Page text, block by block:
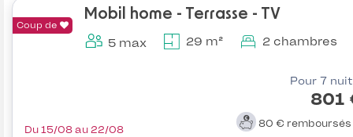
Coup de
Mobil home - Terrasse - TV
5 max 29 m² 2 chambres
Pour 7
801
80 € remboursés
Du 15/08 au 22/08